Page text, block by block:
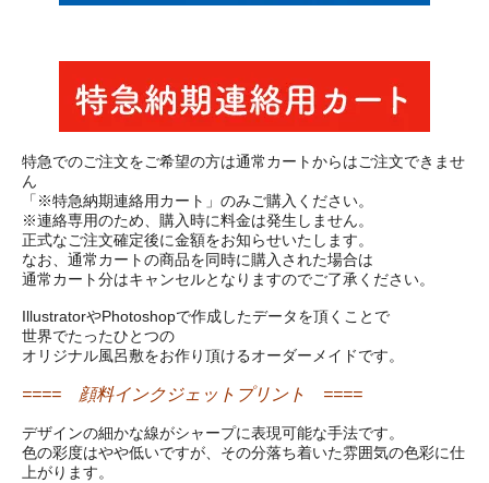
特急でのご注文をご希望の方は通常カートからはご注文できませ
ん
「※特急納期連絡用カート」のみご購入ください。
※連絡専用のため、購入時に料金は発生しません。
正式なご注文確定後に金額をお知らせいたします。
なお、通常カートの商品を同時に購入された場合は
通常カート分はキャンセルとなりますのでご了承ください。
IllustratorやPhotoshopで作成したデータを頂くことで
世界でたったひとつの
オリジナル風呂敷をお作り頂けるオーダーメイドです。
==== 顔料インクジェットプリント ====
デザインの細かな線がシャープに表現可能な手法です。
色の彩度はやや低いですが、その分落ち着いた雰囲気の色彩に仕
上がります。